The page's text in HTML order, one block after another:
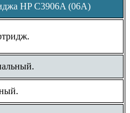
HP C3906A (06A)